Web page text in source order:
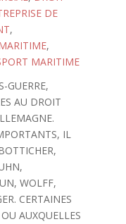
DE
,
,
MARITIME
GUERRE,
AU DROIT
IL
WOLFF,
CERTAINES
AUXQUELLES